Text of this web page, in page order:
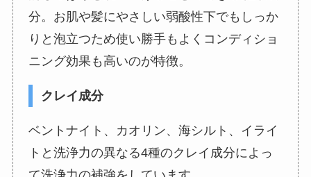
分。お肌や髪にやさしい弱酸性下でもしっか
りと泡立つため使い勝手もよくコンディショ
ニング効果も高いのが特徴。
クレイ成分
ベントナイト、カオリン、海シルト、イライ
トと洗浄力の異なる4種のクレイ成分によっ